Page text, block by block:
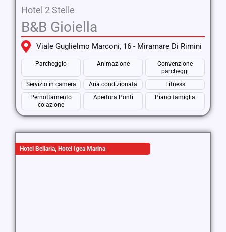
Hotel 2 Stelle
B&B Gioiella
Viale Guglielmo Marconi, 16 - Miramare Di Rimini
Parcheggio Animazione
Convenzione
parcheggi
Servizio in camera
Aria condizionata
Fitness
Pernottamento
colazione
Apertura Ponti Piano famiglia
Hotel Bellaria, Hotel Igea Marina